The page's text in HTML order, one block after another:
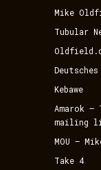
Mike
Tubular
Kebawe
Amarok
mailing
MOU –
Take 4